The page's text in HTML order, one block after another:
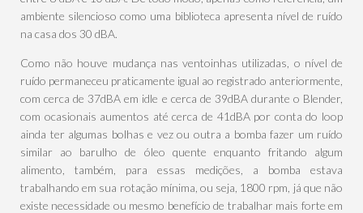
ambiente silencioso como uma biblioteca apresenta nível de ruído
na casa dos 30 dBA.
Como não houve mudança nas ventoinhas utilizadas, o nível de
ruído permaneceu praticamente igual ao registrado anteriormente,
com cerca de 37dBA em idle e cerca de 39dBA durante o Blender,
com ocasionais aumentos até cerca de 41dBA por conta do loop
ainda ter algumas bolhas e vez ou outra a bomba fazer um ruído
similar ao barulho de óleo quente enquanto fritando algum
alimento, também, para essas medições, a bomba estava
trabalhando em sua rotação mínima, ou seja, 1800 rpm, já que não
existe necessidade ou mesmo benefício de trabalhar mais forte em